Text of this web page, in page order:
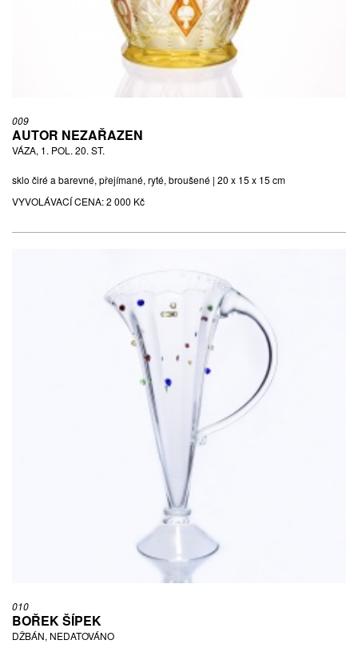
009
AUTOR NEZAŘAZEN
VÁZA, 1. POL. 20. ST.
sklo čiré a barevné, přejímané, ryté, broušené | 20 x 15 x 15 cm
VYVOLÁVACÍ CENA:2 000 Kč
010
BOŘEK ŠÍPEK
DŽBÁN, NEDATOVÁNO